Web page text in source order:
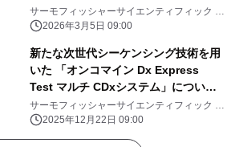
「イボシデニブ」のコンパニオン診断
システムとして、 一部変更承認を取得
サーモフィッシャーサイエンティフィック ジ
ャパングループ
2026年3月5日 09:00
新たな次世代シーケンシング技術を用
いた 「オンコマイン Dx Express
Test マルチ CDxシステム」につい
て、 非小細胞肺癌の複数ドライバー遺
伝子を対象とする コンパニオン診断シ
ステムとして申請
サーモフィッシャーサイエンティフィック ジ
ャパングループ
2025年12月22日 09:00